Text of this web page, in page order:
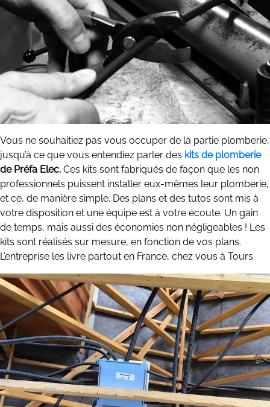
Vous ne souhaitiez pas vous occuper de la partie plomberie,
jusqu’à ce que vous entendiez parler des kits de plomberie
de Préfa Elec. Ces kits sont fabriqués de façon que les non
professionnels puissent installer eux-mêmes leur plomberie,
et ce, de manière simple. Des plans et des tutos sont mis à
votre disposition et une équipe est à votre écoute. Un gain
de temps, mais aussi des économies non négligeables ! Les
kits sont réalisés sur mesure, en fonction de vos plans.
L’entreprise les livre partout en France, chez vous à Tours.